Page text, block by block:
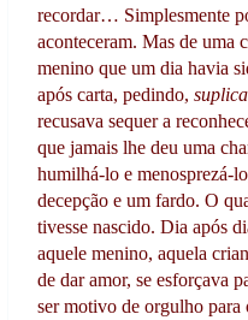
recordar… Simplesmente
aconteceram. Mas de
menino que um dia havia
após carta, pedindo,
recusava sequer a
que jamais lhe deu uma
humilhá-lo e menosprezá-
decepção e um fardo. O
tivesse nascido. Dia após
aquele menino, aquela
de dar amor, se esforçava
ser motivo de orgulho para